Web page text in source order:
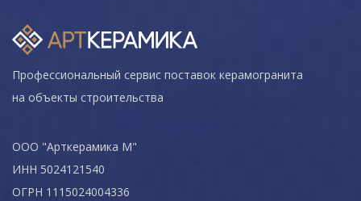
Профессиональный сервис поставок керамогранита
на объекты строительства
ООО "Арткерамика М"
ИНН 5024121540
ОГРН 1115024004336